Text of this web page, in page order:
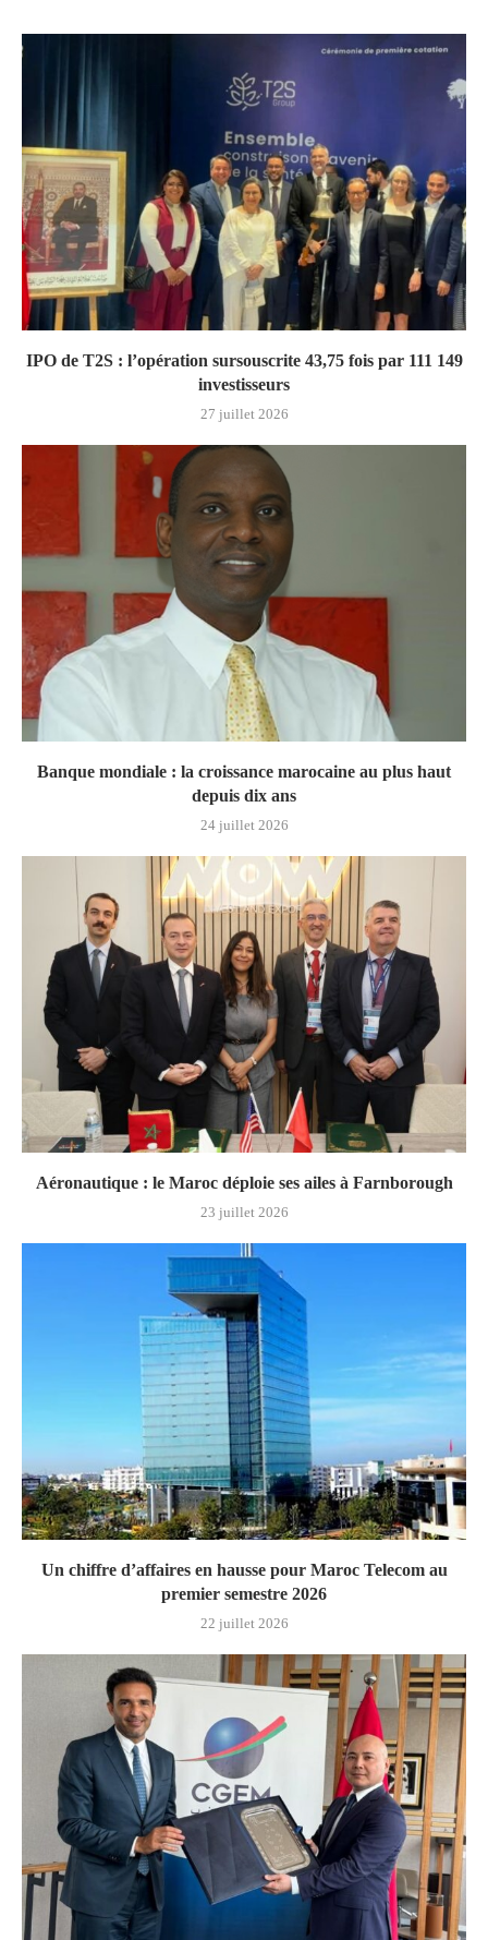
IPO de T2S : l’opération sursouscrite 43,75 fois par 111 149
investisseurs
27 juillet 2026
Banque mondiale : la croissance marocaine au plus haut
depuis dix ans
24 juillet 2026
Aéronautique : le Maroc déploie ses ailes à Farnborough
23 juillet 2026
Un chiffre d’affaires en hausse pour Maroc Telecom au
premier semestre 2026
22 juillet 2026